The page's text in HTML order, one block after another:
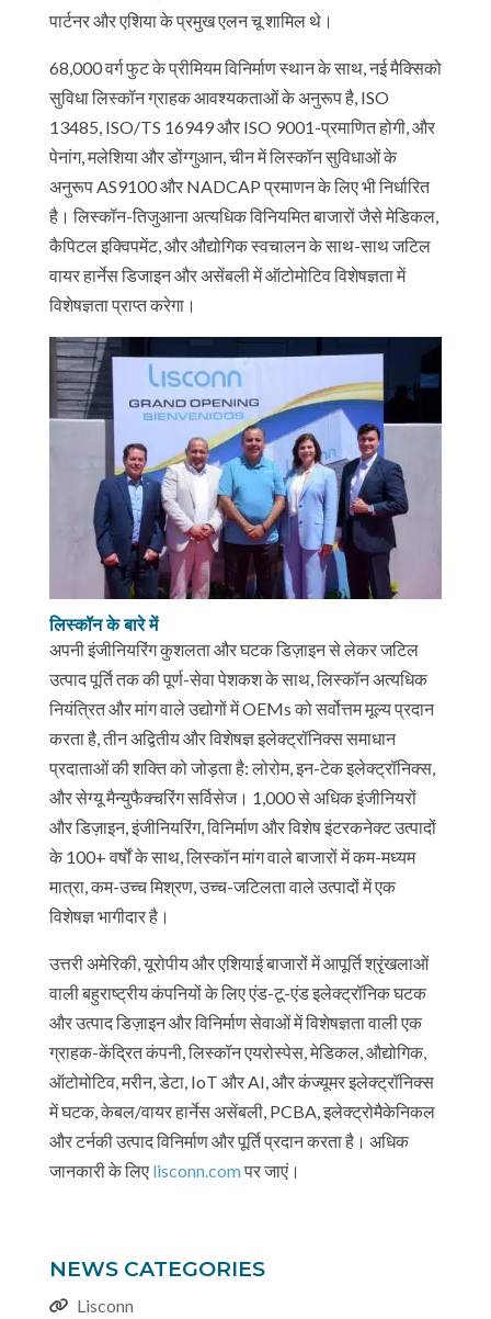
पार्टनर और एशिया के प्रमुख एलन चू शामिल थे।
68,000 वर्ग फुट के प्रीमियम विनिर्माण स्थान के साथ, नई मैक्सिको
सुविधा लिस्कॉन ग्राहक आवश्यकताओं के अनुरूप है, ISO
13485, ISO/TS 16949 और ISO 9001-प्रमाणित होगी, और
पेनांग, मलेशिया और डोंग्गुआन, चीन में लिस्कॉन सुविधाओं के
अनुरूप AS9100 और NADCAP प्रमाणन के लिए भी निर्धारित
है। लिस्कॉन-तिजुआना अत्यधिक विनियमित बाजारों जैसे मेडिकल,
कैपिटल इक्विपमेंट, और औद्योगिक स्वचालन के साथ-साथ जटिल
वायर हार्नेस डिजाइन और असेंबली में ऑटोमोटिव विशेषज्ञता में
विशेषज्ञता प्राप्त करेगा।
लिस्कॉन के बारे में
अपनी इंजीनियरिंग कुशलता और घटक डिज़ाइन से लेकर जटिल
उत्पाद पूर्ति तक की पूर्ण-सेवा पेशकश के साथ, लिस्कॉन अत्यधिक
नियंत्रित और मांग वाले उद्योगों में OEMs को सर्वोत्तम मूल्य प्रदान
करता है, तीन अद्वितीय और विशेषज्ञ इलेक्ट्रॉनिक्स समाधान
प्रदाताओं की शक्ति को जोड़ता है: लोरोम, इन-टेक इलेक्ट्रॉनिक्स,
और सेग्यू मैन्युफैक्चरिंग सर्विसेज। 1,000 से अधिक इंजीनियरों
और डिज़ाइन, इंजीनियरिंग, विनिर्माण और विशेष इंटरकनेक्ट उत्पादों
के 100+ वर्षों के साथ, लिस्कॉन मांग वाले बाजारों में कम-मध्यम
मात्रा, कम-उच्च मिश्रण, उच्च-जटिलता वाले उत्पादों में एक
विशेषज्ञ भागीदार है।
उत्तरी अमेरिकी, यूरोपीय और एशियाई बाजारों में आपूर्ति श्रृंखलाओं
वाली बहुराष्ट्रीय कंपनियों के लिए एंड-टू-एंड इलेक्ट्रॉनिक घटक
और उत्पाद डिज़ाइन और विनिर्माण सेवाओं में विशेषज्ञता वाली एक
ग्राहक-केंद्रित कंपनी, लिस्कॉन एयरोस्पेस, मेडिकल, औद्योगिक,
ऑटोमोटिव, मरीन, डेटा, IoT और AI, और कंज्यूमर इलेक्ट्रॉनिक्स
में घटक, केबल/वायर हार्नेस असेंबली, PCBA, इलेक्ट्रोमैकेनिकल
और टर्नकी उत्पाद विनिर्माण और पूर्ति प्रदान करता है। अधिक
जानकारी के लिए lisconn.comपर जाएं।
NEWS CATEGORIES
Lisconn